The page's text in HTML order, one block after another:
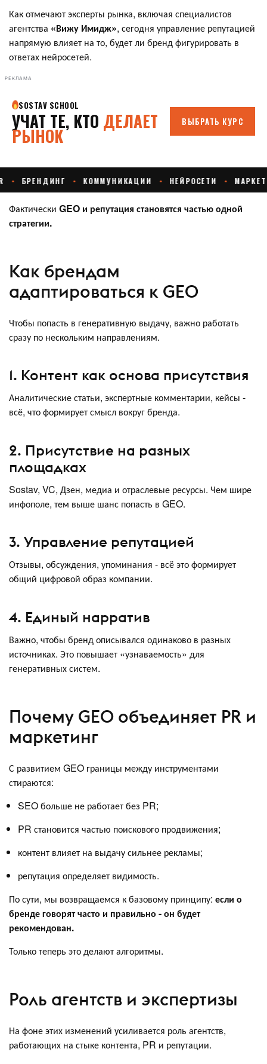
Как отмечают эксперты рынка, включая специалистов
агентства «Вижу Имидж», сегодня управление репутацией
напрямую влияет на то, будет ли бренд фигурировать в
ответах нейросетей.
РЕКЛАМА
Фактически GEO и репутация становятся частью одной
стратегии.
Как брендам
адаптироваться к GEO
Чтобы попасть в генеративную выдачу, важно работать
сразу по нескольким направлениям.
1. Контент как основа присутствия
Аналитические статьи, экспертные комментарии, кейсы -
всё, что формирует смысл вокруг бренда.
2. Присутствие на разных
площадках
Sostav, VC, Дзен, медиа и отраслевые ресурсы. Чем шире
инфополе, тем выше шанс попасть в GEO.
3. Управление репутацией
Отзывы, обсуждения, упоминания - всё это формирует
общий цифровой образ компании.
4. Единый нарратив
Важно, чтобы бренд описывался одинаково в разных
источниках. Это повышает «узнаваемость» для
генеративных систем.
Почему GEO объединяет PR и
маркетинг
С развитием GEO границы между инструментами
стираются:
SEO больше не работает без PR;
PR становится частью поискового продвижения;
контент влияет на выдачу сильнее рекламы;
репутация определяет видимость.
По сути, мы возвращаемся к базовому принципу: если о
бренде говорят часто и правильно - он будет
рекомендован.
Только теперь это делают алгоритмы.
Роль агентств и экспертизы
На фоне этих изменений усиливается роль агентств,
работающих на стыке контента, PR и репутации.